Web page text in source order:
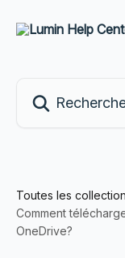
Toutes les
Comment
OneDrive?